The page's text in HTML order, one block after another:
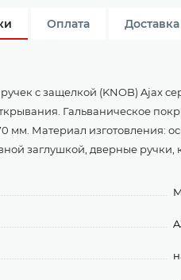
Оплата Доставка
с защелкой (KNOB) Ajax
Гальваническое
мм. Материал изготовления:
заглушкой, дверные